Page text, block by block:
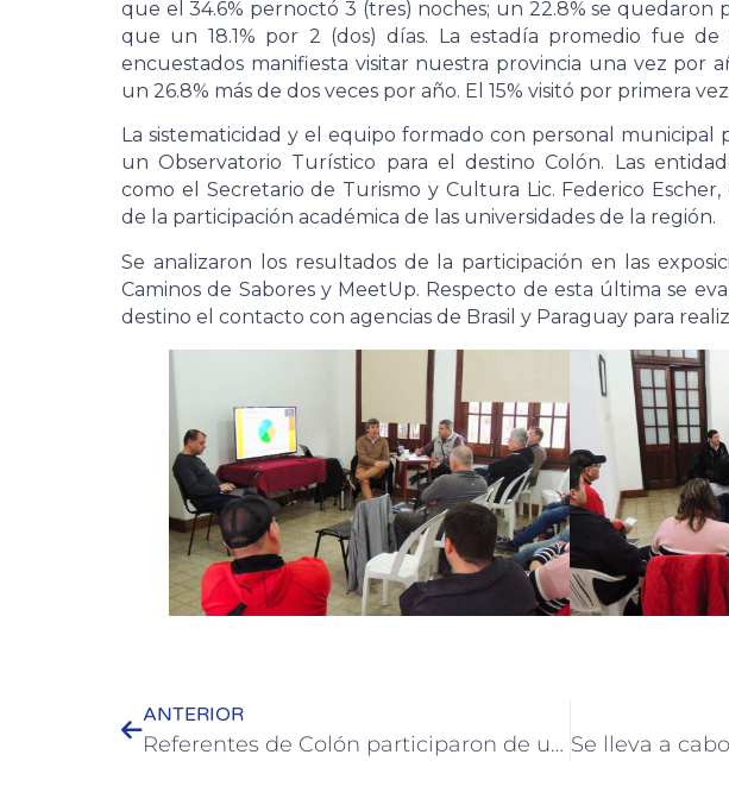
que el 34.6% pernoctó 3 (tres) noches; un 22.8% se quedaron
que un 18.1% por 2 (dos) días. La estadía promedio fue de
encuestados manifiesta visitar nuestra provincia una vez por
un 26.8% más de dos veces por año. El 15% visitó por primera
La sistematicidad y el equipo formado con personal
un Observatorio Turístico para el destino Colón. Las
como el Secretario de Turismo y Cultura Lic. Federico
de la participación académica de las universidades de la región.
Se analizaron los resultados de la participación en las
Caminos de Sabores y MeetUp. Respecto de esta última se
destino el contacto con agencias de Brasil y Paraguay para
ANTERIOR
Referentes de Colón participaron de un encuentro de Prácticas Inclusivas en CABA